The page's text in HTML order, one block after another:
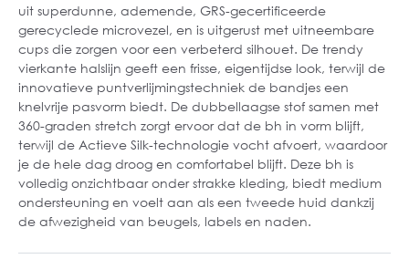
uit superdunne, ademende, GRS-gecertificeerde
gerecyclede microvezel, en is uitgerust met uitneembare
cups die zorgen voor een verbeterd silhouet. De trendy
vierkante halslijn geeft een frisse, eigentijdse look, terwijl de
innovatieve puntverlijmingstechniek de bandjes een
knelvrije pasvorm biedt. De dubbellaagse stof samen met
360-graden stretch zorgt ervoor dat de bh in vorm blijft,
terwijl de Actieve Silk-technologie vocht afvoert, waardoor
je de hele dag droog en comfortabel blijft. Deze bh is
volledig onzichtbaar onder strakke kleding, biedt medium
ondersteuning en voelt aan als een tweede huid dankzij
de afwezigheid van beugels, labels en naden.